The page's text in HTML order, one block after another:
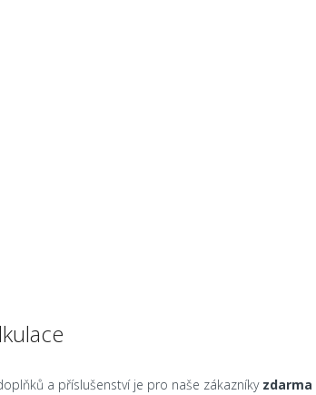
a příslušenství je pro naše zákazníky zdarma